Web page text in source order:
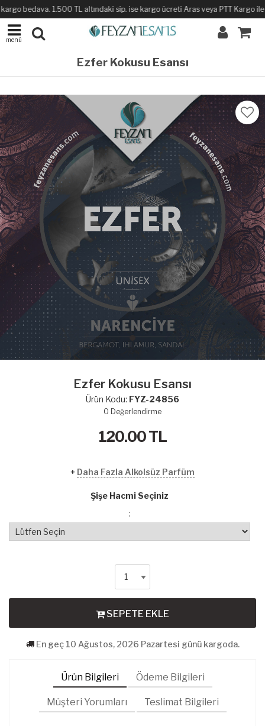
bedava. 1.500 TL altındaki sip. ise kargo ücreti Aras veya PTT Kargo
menü
Ezfer Kokusu Esansı
Ezfer Kokusu Esansı
Ürün Kodu: FYZ-24856
0 Değerlendirme
120.00TL
+ Daha Fazla Alkolsüz Parfüm
Şişe Hacmi Seçiniz
:
SEPETE EKLE
En geç 10 Ağustos, 2026 Pazartesi günü kargoda.
Ürün Bilgileri Ödeme Bilgileri
Müşteri Yorumları Teslimat Bilgileri